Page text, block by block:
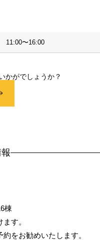
11:00〜16:00
かがでしょうか？
棟
す。
をお勧めいたします。